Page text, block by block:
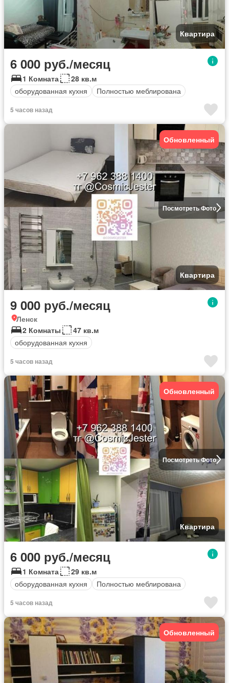
Квартира
6 000 руб./месяц
1 Комната
28 кв.м
оборудованная кухня
Полностью меблирована
5 часов назад
Посмотреть Фото
Обновленный
Квартира
9 000 руб./месяц
Ленск
2 Комнаты
47 кв.м
оборудованная кухня
5 часов назад
Посмотреть Фото
Обновленный
Квартира
6 000 руб./месяц
1 Комната
29 кв.м
оборудованная кухня
Полностью меблирована
5 часов назад
Обновленный